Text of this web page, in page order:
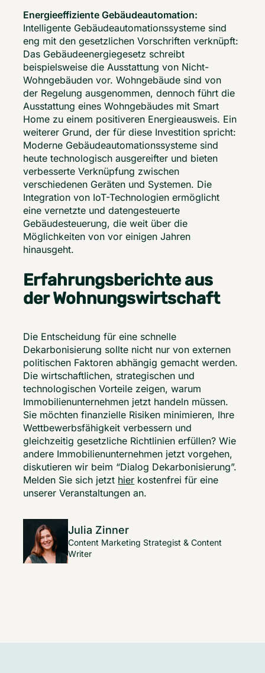
Energieeffiziente Gebäudeautomation:
Intelligente Gebäudeautomationssysteme sind
eng mit den gesetzlichen Vorschriften verknüpft:
Das Gebäudeenergiegesetz schreibt
beispielsweise die Ausstattung von Nicht-
Wohngebäuden vor. Wohngebäude sind von
der Regelung ausgenommen, dennoch führt die
Ausstattung eines Wohngebäudes mit Smart
Home zu einem positiveren Energieausweis. Ein
weiterer Grund, der für diese Investition spricht:
Moderne Gebäudeautomationssysteme sind
heute technologisch ausgereifter und bieten
verbesserte Verknüpfung zwischen
verschiedenen Geräten und Systemen. Die
Integration von IoT-Technologien ermöglicht
eine vernetzte und datengesteuerte
Gebäudesteuerung, die weit über die
Möglichkeiten von vor einigen Jahren
hinausgeht.
Erfahrungsberichte aus
der Wohnungswirtschaft
Die Entscheidung für eine schnelle
Dekarbonisierung sollte nicht nur von externen
politischen Faktoren abhängig gemacht werden.
Die wirtschaftlichen, strategischen und
technologischen Vorteile zeigen, warum
Immobilienunternehmen jetzt handeln müssen.
Sie möchten finanzielle Risiken minimieren, Ihre
Wettbewerbsfähigkeit verbessern und
gleichzeitig gesetzliche Richtlinien erfüllen? Wie
andere Immobilienunternehmen jetzt vorgehen,
diskutieren wir beim “Dialog Dekarbonisierung”.
Melden Sie sich jetzt hier kostenfrei für eine
unserer Veranstaltungen an.
Julia Zinner
Content Marketing Strategist & Content
Writer